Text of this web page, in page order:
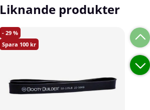
Liknande produkter
29
100